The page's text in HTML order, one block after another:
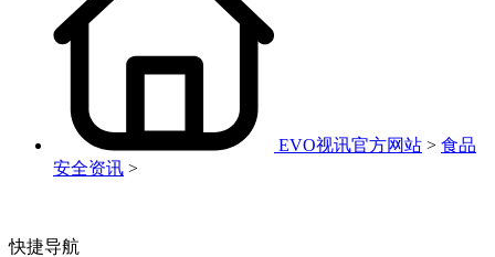
EVO视讯官方网站 > 食品
安全资讯 >
快捷导航